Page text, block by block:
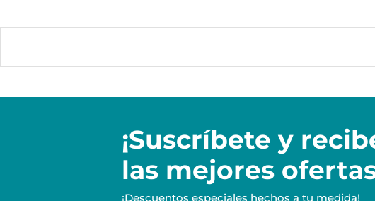
¡Suscríbete y
las mejores
¡Descuentos especiales hechos a tu medida!